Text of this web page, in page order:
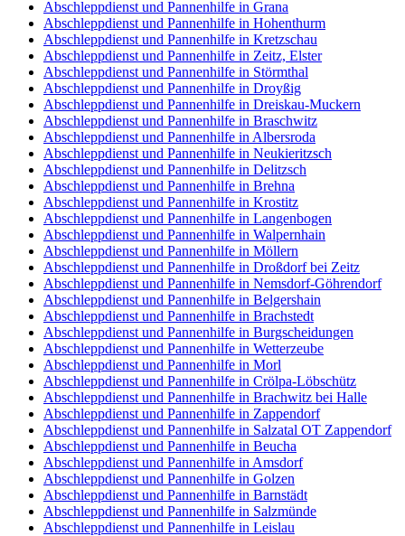
Abschleppdienst und Pannenhilfe in Grana
Abschleppdienst und Pannenhilfe in Hohenthurm
Abschleppdienst und Pannenhilfe in Kretzschau
Abschleppdienst und Pannenhilfe in Zeitz, Elster
Abschleppdienst und Pannenhilfe in Störmthal
Abschleppdienst und Pannenhilfe in Droyßig
Abschleppdienst und Pannenhilfe in Dreiskau-Muckern
Abschleppdienst und Pannenhilfe in Braschwitz
Abschleppdienst und Pannenhilfe in Albersroda
Abschleppdienst und Pannenhilfe in Neukieritzsch
Abschleppdienst und Pannenhilfe in Delitzsch
Abschleppdienst und Pannenhilfe in Brehna
Abschleppdienst und Pannenhilfe in Krostitz
Abschleppdienst und Pannenhilfe in Langenbogen
Abschleppdienst und Pannenhilfe in Walpernhain
Abschleppdienst und Pannenhilfe in Möllern
Abschleppdienst und Pannenhilfe in Droßdorf bei Zeitz
Abschleppdienst und Pannenhilfe in Nemsdorf-Göhrendorf
Abschleppdienst und Pannenhilfe in Belgershain
Abschleppdienst und Pannenhilfe in Brachstedt
Abschleppdienst und Pannenhilfe in Burgscheidungen
Abschleppdienst und Pannenhilfe in Wetterzeube
Abschleppdienst und Pannenhilfe in Morl
Abschleppdienst und Pannenhilfe in Crölpa-Löbschütz
Abschleppdienst und Pannenhilfe in Brachwitz bei Halle
Abschleppdienst und Pannenhilfe in Zappendorf
Abschleppdienst und Pannenhilfe in Salzatal OT Zappendorf
Abschleppdienst und Pannenhilfe in Beucha
Abschleppdienst und Pannenhilfe in Amsdorf
Abschleppdienst und Pannenhilfe in Golzen
Abschleppdienst und Pannenhilfe in Barnstädt
Abschleppdienst und Pannenhilfe in Salzmünde
Abschleppdienst und Pannenhilfe in Leislau